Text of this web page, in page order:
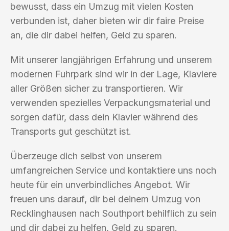
bewusst, dass ein Umzug mit vielen Kosten
verbunden ist, daher bieten wir dir faire Preise
an, die dir dabei helfen, Geld zu sparen.
Mit unserer langjährigen Erfahrung und unserem
modernen Fuhrpark sind wir in der Lage, Klaviere
aller Größen sicher zu transportieren. Wir
verwenden spezielles Verpackungsmaterial und
sorgen dafür, dass dein Klavier während des
Transports gut geschützt ist.
Überzeuge dich selbst von unserem
umfangreichen Service und kontaktiere uns noch
heute für ein unverbindliches Angebot. Wir
freuen uns darauf, dir bei deinem Umzug von
Recklinghausen nach Southport behilflich zu sein
und dir dabei zu helfen, Geld zu sparen.